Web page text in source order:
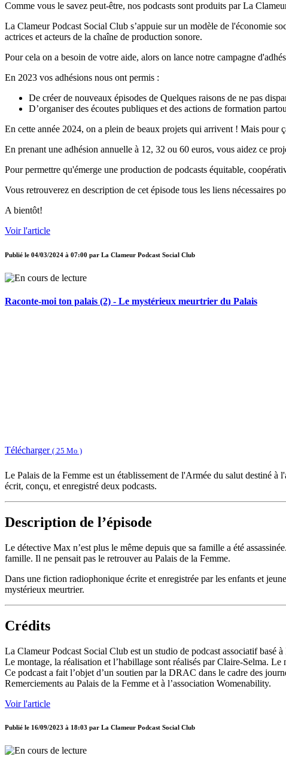
Comme vous le savez peut-être, nos podcasts sont produits par La
La Clameur Podcast Social Club s’appuie sur un modèle de l'économie
actrices et acteurs de la chaîne de production sonore.
Pour cela on a besoin de votre aide, alors on lance notre campagne
En 2023 vos adhésions nous ont permis :
De créer de nouveaux épisodes de Quelques raisons de ne pas
D’organiser des écoutes publiques et des actions de formation
En cette année 2024, on a plein de beaux projets qui arrivent ! Mais pour
En prenant une adhésion annuelle à 12, 32 ou 60 euros, vous aidez ce
Pour permettre qu'émerge une production de podcasts équitable,
Vous retrouverez en description de cet épisode tous les liens nécessaires
A bientôt!
Voir l'article
Publié le 04/03/2024 à 07:00 par La Clameur Podcast Social Club
Raconte-moi ton palais (2) - Le mystérieux meurtrier du Palais
Télécharger ( 25 Mo )
Le Palais de la Femme est un établissement de l'Armée du salut destiné à
écrit, conçu, et enregistré deux podcasts.
Description de l’épisode
Le détective Max n’est plus le même depuis que sa famille a été
famille. Il ne pensait pas le retrouver au Palais de la Femme.
Dans une fiction radiophonique écrite et enregistrée par les enfants et
mystérieux meurtrier.
Crédits
La Clameur Podcast Social Club est un studio de podcast associatif basé
Le montage, la réalisation et l’habillage sont réalisés par Claire-Selma.
Ce podcast a fait l’objet d’un soutien par la DRAC dans le cadre des
Remerciements au Palais de la Femme et à l’association Womenability.
Voir l'article
Publié le 16/09/2023 à 18:03 par La Clameur Podcast Social Club